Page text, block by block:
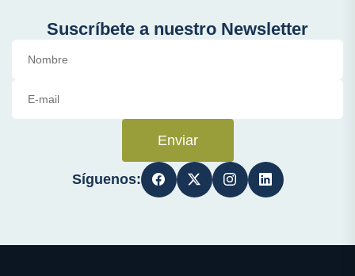
Suscríbete a nuestro Newsletter
Enviar
Síguenos: